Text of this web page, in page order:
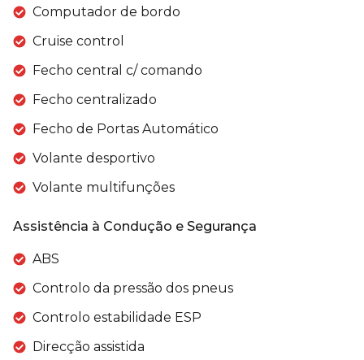
Computador de bordo
Cruise control
Fecho central c/ comando
Fecho centralizado
Fecho de Portas Automático
Volante desportivo
Volante multifunções
Assistência à Condução e Segurança
ABS
Controlo da pressão dos pneus
Controlo estabilidade ESP
Direcção assistida